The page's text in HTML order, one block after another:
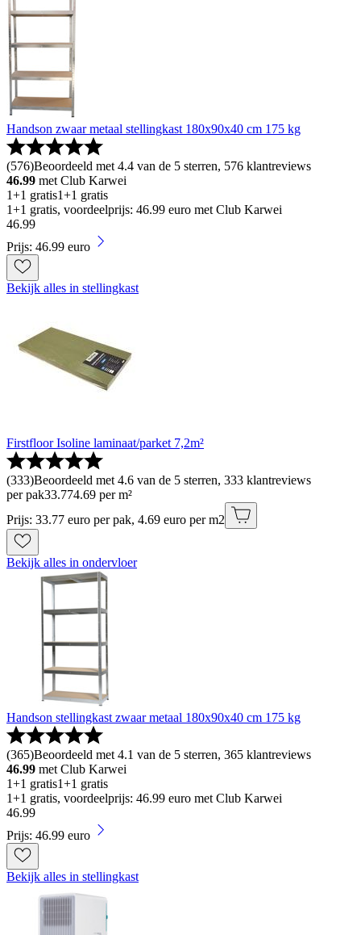
Handson zwaar metaal stellingkast 180x90x40 cm 175 kg
(576)Beoordeeld met 4.4 van de 5 sterren, 576 klantreviews
46.99 met Club Karwei
1+1 gratis1+1 gratis
1+1 gratis, voordeelprijs: 46.99 euro met Club Karwei
46.99
Prijs: 46.99 euro
Bekijk alles in stellingkast
Firstfloor Isoline laminaat/parket 7,2m²
(333)Beoordeeld met 4.6 van de 5 sterren, 333 klantreviews
per pak33.774.69 per m²
Prijs: 33.77 euro per pak, 4.69 euro per m2
Bekijk alles in ondervloer
Handson stellingkast zwaar metaal 180x90x40 cm 175 kg
(365)Beoordeeld met 4.1 van de 5 sterren, 365 klantreviews
46.99 met Club Karwei
1+1 gratis1+1 gratis
1+1 gratis, voordeelprijs: 46.99 euro met Club Karwei
46.99
Prijs: 46.99 euro
Bekijk alles in stellingkast